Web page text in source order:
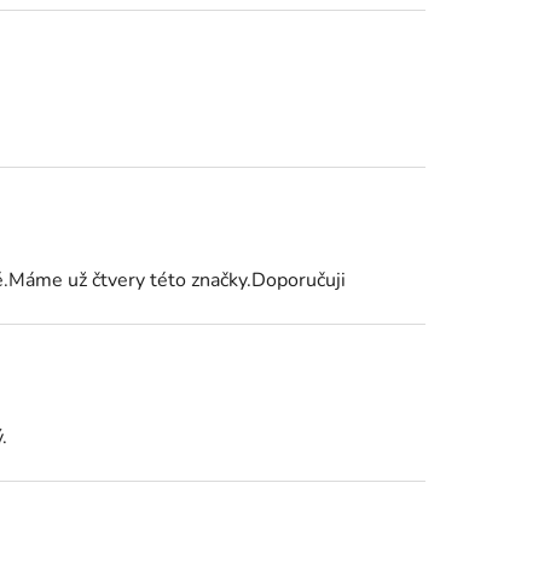
už čtvery této značky.Doporučuji